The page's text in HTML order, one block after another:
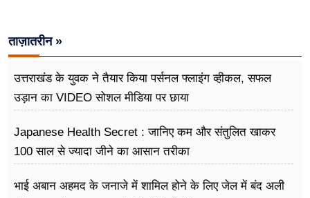
सेहत
ब्‍यूटी
जॉब्स
शिक्षा
ताज़ातरीन »
उत्तराखंड के युवक ने तैयार किया पर्सनल फ्लाइंग व्हीकल, सफल
उड़ान का VIDEO सोशल मीडिया पर छाया
Japanese Health Secret : जानिए कम और संतुलित खाकर
100 साल से ज्यादा जीने का आसान तरीका
भाई अबान अहमद के जनाजे में शामिल होने के लिए जेल में बंद अली